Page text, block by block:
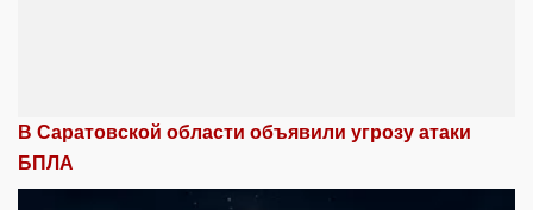
В Саратовской области объявили угрозу атаки
БПЛА